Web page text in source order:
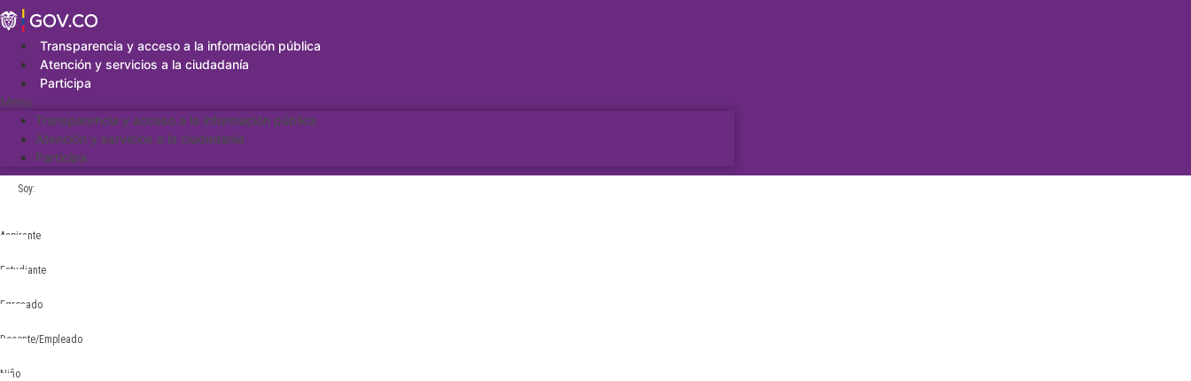
Saltar
al
contenidoTransparencia y acceso a la información pública
Atención y servicios a la ciudadanía
Participa
Menu
Transparencia y acceso a la información pública
Atención y servicios a la ciudadanía
Participa
Soy:
Aspirante
Estudiante
Egresado
Docente/Empleado
Niño